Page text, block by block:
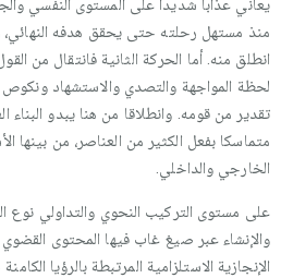
يعاني عذاباً شديداً على المستوى النفسي
منذ مستهل رحلته حتى يحقق هدفه النهائي،
انطلق منه. أما الحركة الثانية فانتقال من
لحظة المواجهة والتصدي والاستشهاد
تقدير من قومه. وانطلاقا من هنا يبدو
متماسكا بفعل الكثير من العناصر، من بينها
الخارجي والداخلي.
على مستوى التركيب النحوي والتداولي نوع
والإنشاء عبر صيغ غاب فيها المحتوى
الإنجازية الاستلزامية المرتبطة بالرؤيا